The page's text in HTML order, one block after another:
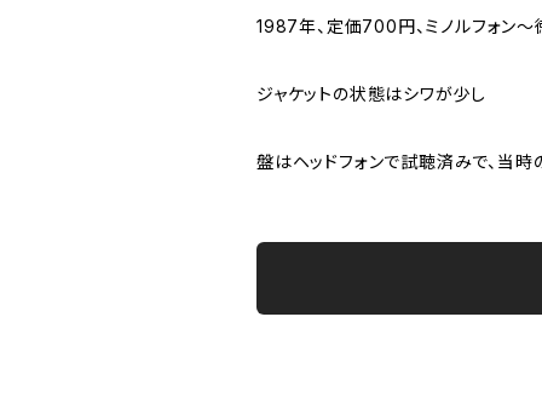
1987年、定価700円、ミノルフォン
ジャケットの状態はシワが少し
盤はヘッドフォンで試聴済みで、当